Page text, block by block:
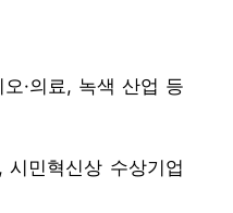
·의료, 녹색 산업 등
민혁신상 수상기업